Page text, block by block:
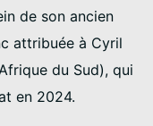
de son ancien
attribuée à Cyril
du Sud), qui
en 2024.